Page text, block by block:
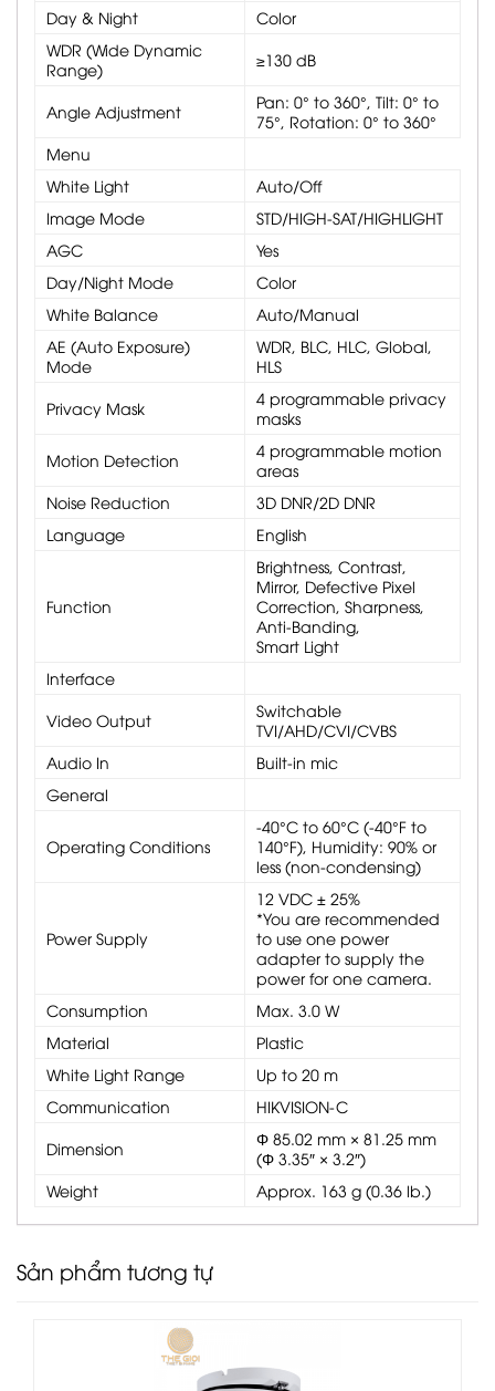
Day & Night
Color
WDR (Wide Dynamic
Range)
≥130 dB
Angle Adjustment
Pan: 0° to 360°, Tilt: 0° to
75°, Rotation: 0° to 360°
Menu
White Light
Auto/Off
Image Mode
STD/HIGH-SAT/HIGHLIGHT
AGC
Yes
Day/Night Mode
Color
White Balance
Auto/Manual
AE (Auto Exposure)
Mode
WDR, BLC, HLC, Global,
HLS
Privacy Mask
4 programmable privacy
masks
Motion Detection
4 programmable motion
areas
Noise Reduction
3D DNR/2D DNR
Language
English
Function
Brightness, Contrast,
Mirror, Defective Pixel
Correction, Sharpness,
Anti-Banding,
Smart Light
Interface
Video Output
Switchable
TVI/AHD/CVI/CVBS
Audio In
Built-in mic
General
Operating Conditions
-40°C to 60°C (-40°F to
140°F), Humidity: 90% or
less (non-condensing)
Power Supply
12 VDC ± 25%
*You are recommended
to use one power
adapter to supply the
power for one camera.
Consumption
Max. 3.0 W
Material
Plastic
White Light Range
Up to 20 m
Communication
HIKVISION-C
Dimension
Φ 85.02 mm × 81.25 mm
(Φ 3.35″ × 3.2″)
Weight
Approx. 163 g (0.36 lb.)
Sản phẩm tương tự